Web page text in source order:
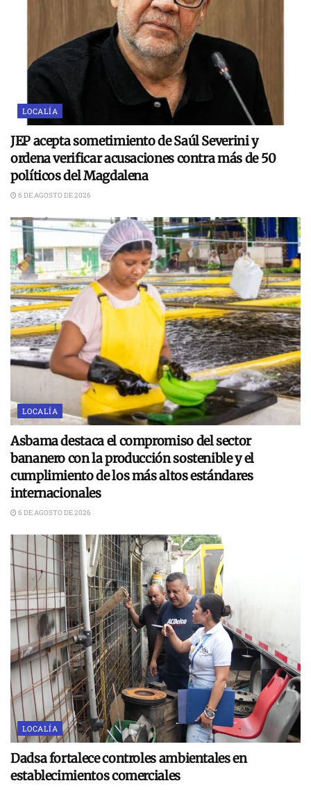
LOCALÍA
JEP acepta sometimiento de Saúl Severini y
ordena verificar acusaciones contra más de 50
políticos del Magdalena
6 DE AGOSTO DE 2026
LOCALÍA
Asbama destaca el compromiso del sector
bananero con la producción sostenible y el
cumplimiento de los más altos estándares
internacionales
6 DE AGOSTO DE 2026
LOCALÍA
Dadsa fortalece controles ambientales en
establecimientos comerciales